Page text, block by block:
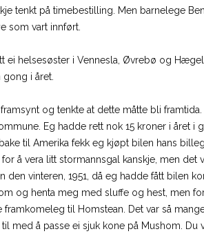
tenkt på timebestilling. Men barnelege
som vart innført.
ei helsesøster i Vennesla, Øvrebø og
i året.
og tenkte at dette måtte bli
Eg hadde rett nok 15 kroner i året
til Amerika fekk eg kjøpt bilen hans
å vera litt stormannsgal kanskje, men det
vinteren, 1951, då eg hadde fått bilen
og henta meg med sluffe og hest, men
til Homstean. Det var så
med å passe ei sjuk kone på Mushom.